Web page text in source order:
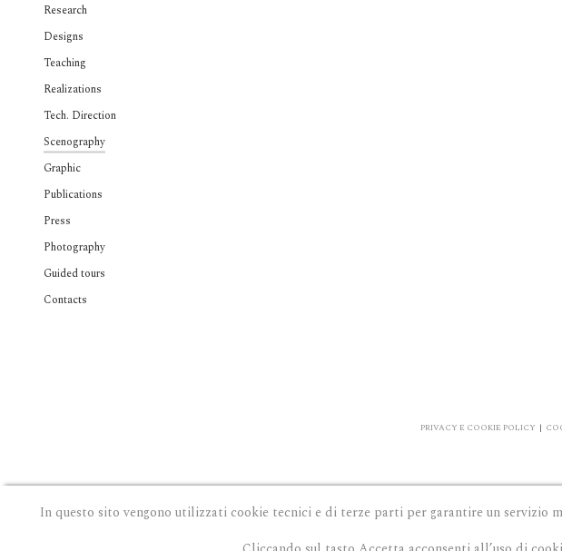
Research
Designs
Teaching
Realizations
Tech. Direction
Scenography
Graphic
Publications
Press
Photography
Guided tours
Contacts
PRIVACY E COOKIE POLICY |
In questo sito vengono utilizzati cookie tecnici e di terze parti per garantire un servizio